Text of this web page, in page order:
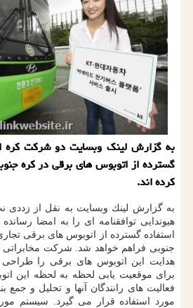
به گزارش لینك وبسایت دو شركت كره
گسترده از اتوبوس های برقی در كره
كرده اند.
به گزارش لینك وبسایت به نقل از
هیوندایی توافقنامه ای را به امضا
استفاده گسترده از اتوبوس های برقی
جنوبی فراهم خواهد شد. شركت
هدایت این اتوبوس های برقی را طراحی
برای موقعیت یابی لحظه به لحظه این
فعالیت های رانندگان آنها و تحلیل و جمع
مورد استفاده قرار می گیرد. سیستم